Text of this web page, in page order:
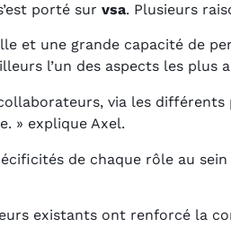
porté sur vsa. Plusieurs
et une grande capacité de
l’un des aspects les plus
via les
» explique Axel.
de chaque rôle au
existants ont renforcé la